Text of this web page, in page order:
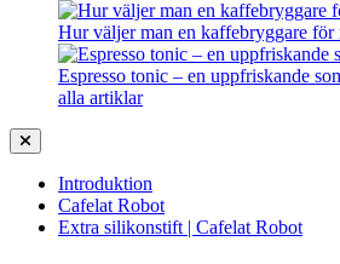
Hur väljer man en kaffebryggare för
Espresso tonic – en uppfriskande
alla artiklar
Introduktion
Cafelat Robot
Extra silikonstift | Cafelat Robot